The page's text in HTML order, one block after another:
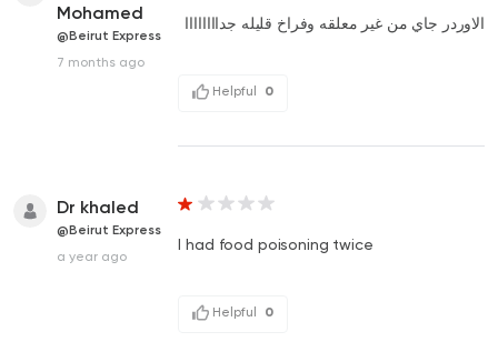
Mohamed
@Beirut Express
7 months ago
الاوردر جاي من غير معلقه وفراخ قليله جداااااااا
Helpful 0
Dr khaled
@Beirut Express
a year ago
I had food poisoning twice
Helpful 0